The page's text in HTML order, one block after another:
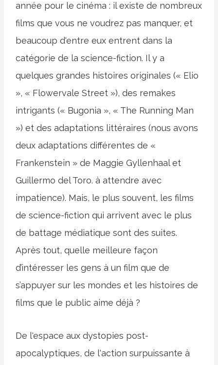
année pour le cinéma : il existe de nombreux
films que vous ne voudrez pas manquer, et
beaucoup d'entre eux entrent dans la
catégorie de la science-fiction. Il y a
quelques grandes histoires originales (« Elio
», « Flowervale Street »), des remakes
intrigants (« Bugonia », « The Running Man
») et des adaptations littéraires (nous avons
deux adaptations différentes de «
Frankenstein » de Maggie Gyllenhaal et
Guillermo del Toro. à attendre avec
impatience). Mais, le plus souvent, les films
de science-fiction qui arrivent avec le plus
de battage médiatique sont des suites.
Après tout, quelle meilleure façon
d’intéresser les gens à un film que de
s’appuyer sur les mondes et les histoires de
films que le public aime déjà ?
De l'espace aux dystopies post-
apocalyptiques, de l'action surpuissante à